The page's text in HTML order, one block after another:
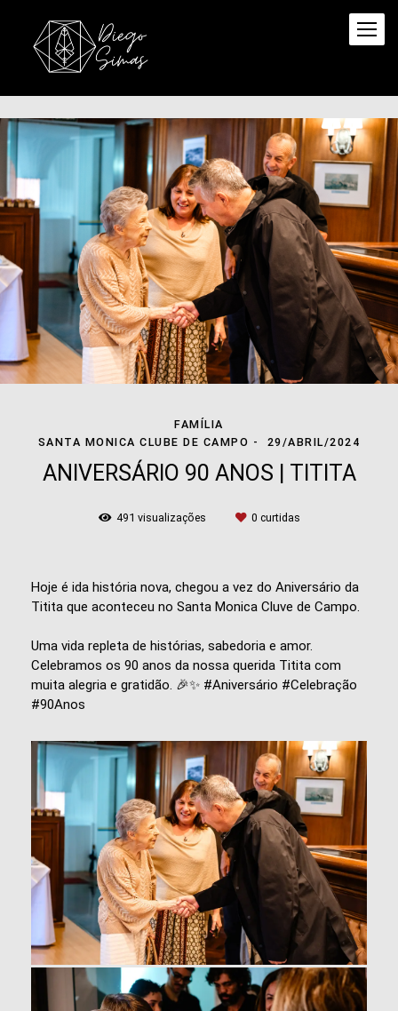
FAMÍLIA
SANTA MONICA CLUBE DE CAMPO
29/ABRIL/2024
ANIVERSÁRIO 90 ANOS | TITITA
491 visualizações 0 curtidas
Hoje é ida história nova, chegou a vez do Aniversário da
Titita que aconteceu no Santa Monica Cluve de Campo.
Uma vida repleta de histórias, sabedoria e amor.
Celebramos os 90 anos da nossa querida Titita com
muita alegria e gratidão. 🎉✨ #Aniversário #Celebração
#90Anos